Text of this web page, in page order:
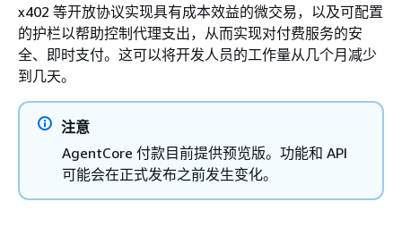
x402 等开放协议实现具有成本效益的微交易，以及可配置
的护栏以帮助控制代理支出，从而实现对付费服务的安
全、即时支付。这可以将开发人员的工作量从几个月减少
到几天。
注意
AgentCore 付款目前提供预览版。功能和 API
可能会在正式发布之前发生变化。